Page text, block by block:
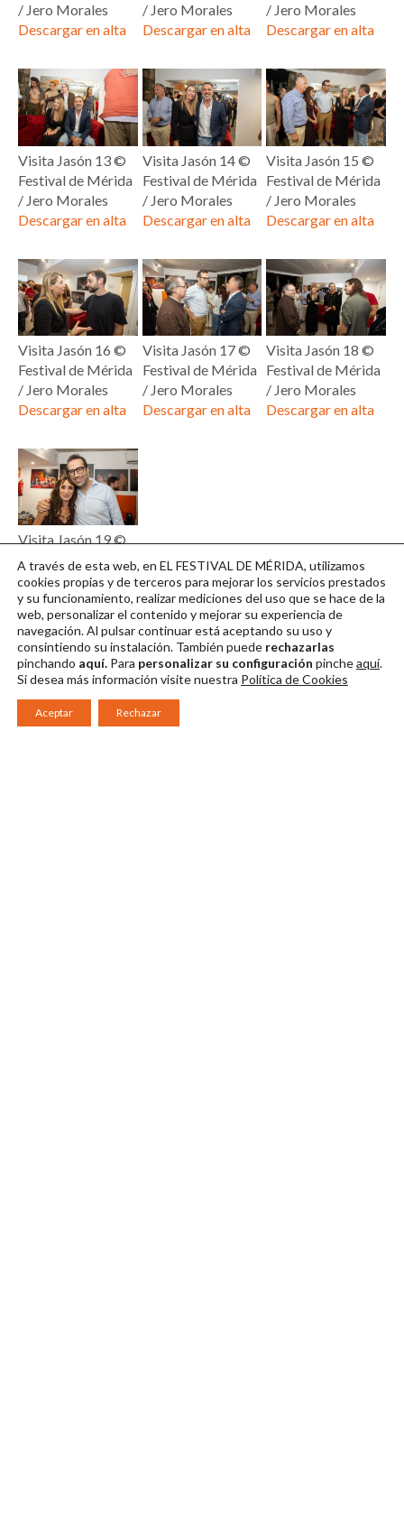
/ Jero Morales
Descargar en alta
/ Jero Morales
Descargar en alta
/ Jero Morales
Descargar en alta
Visita Jasón 13 ©
Festival de Mérida
/ Jero Morales
Descargar en alta
Visita Jasón 14 ©
Festival de Mérida
/ Jero Morales
Descargar en alta
Visita Jasón 15 ©
Festival de Mérida
/ Jero Morales
Descargar en alta
Visita Jasón 16 ©
Festival de Mérida
/ Jero Morales
Descargar en alta
Visita Jasón 17 ©
Festival de Mérida
/ Jero Morales
Descargar en alta
Visita Jasón 18 ©
Festival de Mérida
/ Jero Morales
Descargar en alta
Visita Jasón 19 ©
Festival de Mérida
/ Jero Morales
Descargar en alta
A través de esta web, en EL FESTIVAL DE MÉRIDA, utilizamos
cookies propias y de terceros para mejorar los servicios prestados
y su funcionamiento, realizar mediciones del uso que se hace de la
web, personalizar el contenido y mejorar su experiencia de
navegación. Al pulsar continuarestá aceptando su uso y
consintiendo su instalación. También puede rechazarlas
pinchando aquí. Para personalizar su configuración pincheaquí.
Si desea más información visite nuestra Política de Cookies
Aceptar Rechazar